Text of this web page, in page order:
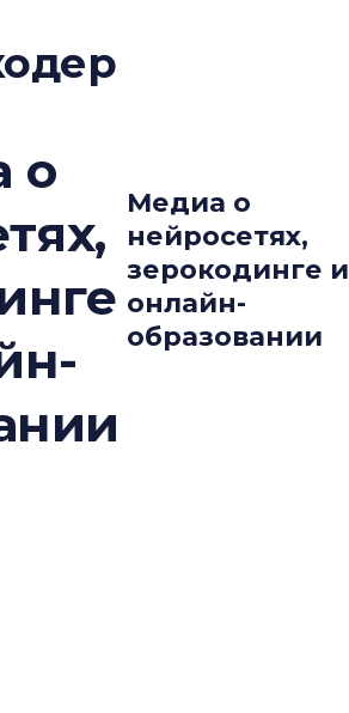
о
Медиа о
нейросетях,
зерокодинге и
онлайн-
образовании